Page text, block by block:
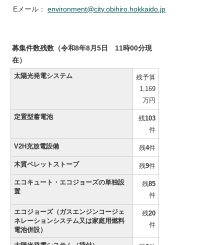
Eメール：environment@city.obihiro.hokkaido.jp
募集件数残数（令和8年8月5日 11時00分現
在）
太陽光発電システム
残予算
1,169
万円
定置型蓄電池 残103
件
V2H充放電設備 残4件
木質ペレットストーブ 残9件
エコキュート・エコジョーズの単独設
置
残85
件
エコジョーズ（ガスエンジンコージェ
ネレーションシステム又は家庭用燃料
電池併設）
残20
件